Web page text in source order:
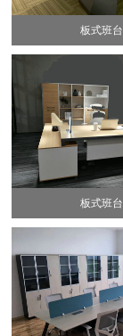
板式班台
板式班台